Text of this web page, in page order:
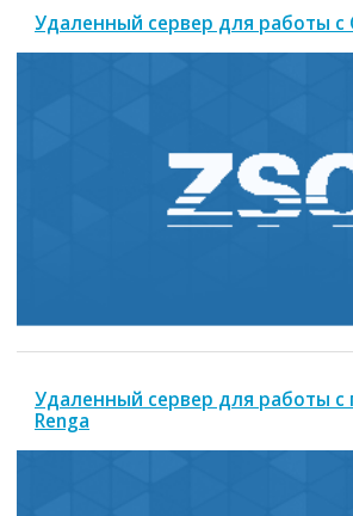
Удаленный сервер для работы с
Удаленный сервер для работы с
Renga